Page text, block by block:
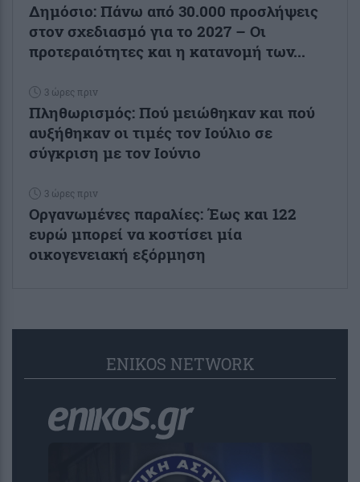
Δημόσιο: Πάνω από 30.000 προσλήψεις
στον σχεδιασμό για το 2027 – Οι
προτεραιότητες και η κατανομή των...
3 ώρες πριν
Πληθωρισμός: Πού μειώθηκαν και πού
αυξήθηκαν οι τιμές τον Ιούλιο σε
σύγκριση με τον Ιούνιο
3 ώρες πριν
Οργανωμένες παραλίες: Έως και 122
ευρώ μπορεί να κοστίσει μία
οικογενειακή εξόρμηση
ENIKOS NETWORK